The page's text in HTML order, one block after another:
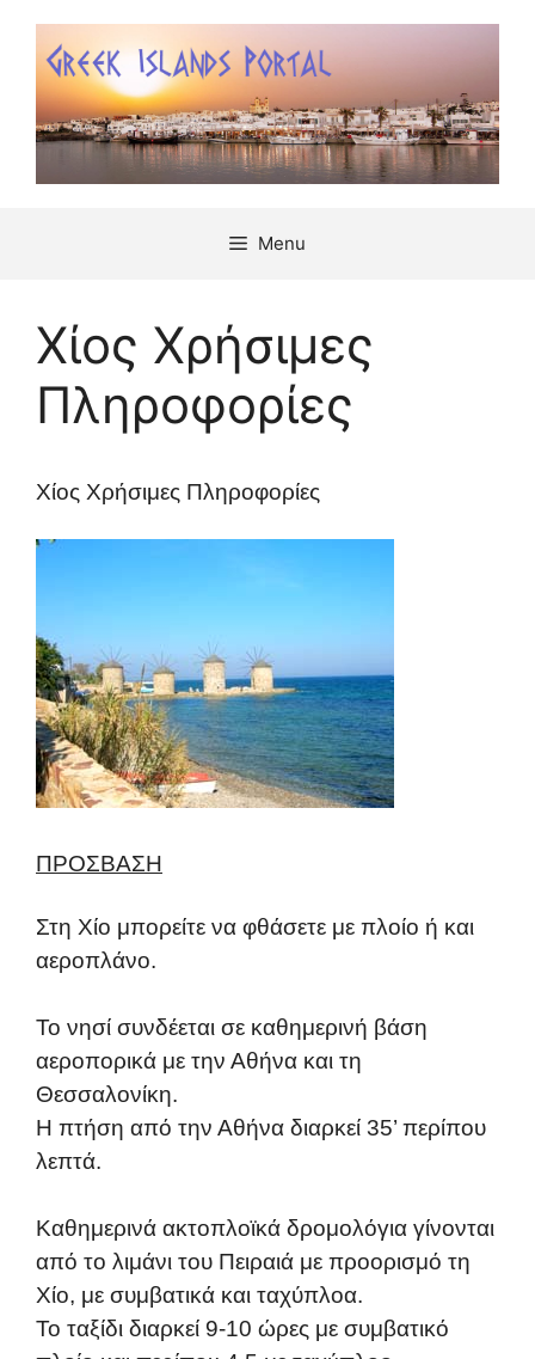
περιεχόμενο
Menu
Χίος Χρήσιμες
Πληροφορίες
Χίος Χρήσιμες Πληροφορίες
ΠΡΟΣΒΑΣΗ
Στη Χίο μπορείτε να φθάσετε με πλοίο ή και
αεροπλάνο.
Το νησί συνδέεται σε καθημερινή βάση
αεροπορικά με την Αθήνα και τη
Θεσσαλονίκη.
Η πτήση από την Αθήνα διαρκεί 35’ περίπου
λεπτά.
Καθημερινά ακτοπλοϊκά δρομολόγια γίνονται
από το λιμάνι του Πειραιά με προορισμό τη
Χίο, με συμβατικά και ταχύπλοα.
Το ταξίδι διαρκεί 9-10 ώρες με συμβατικό